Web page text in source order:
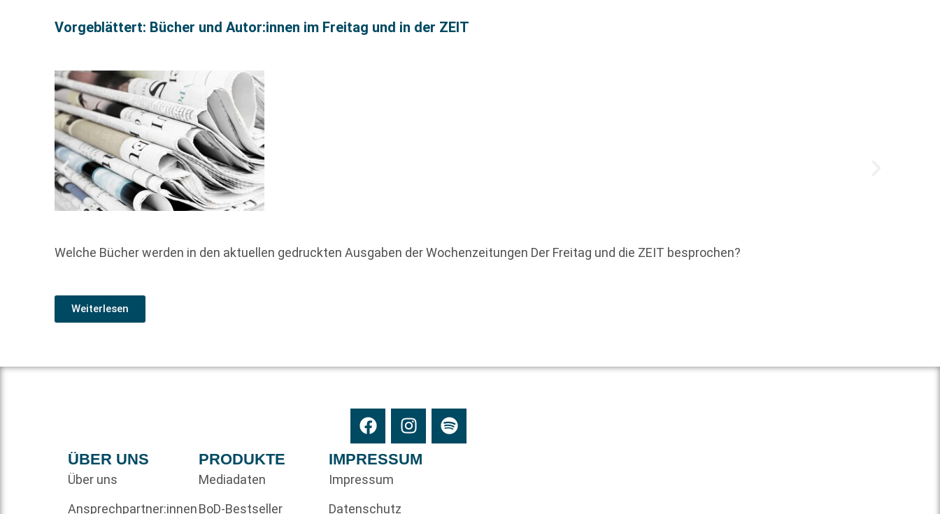
Vorgeblättert: Bücher und Autor:innen im Freitag und in der ZEIT
Welche Bücher werden in den aktuellen gedruckten Ausgaben der Wochenzeitungen Der Freitag und die ZEIT besprochen?
Weiterlesen
ÜBER UNS
Über uns
Ansprechpartner:innen
PRODUKTE
Mediadaten
BoD-Bestseller
IMPRESSUM
Impressum
Datenschutz